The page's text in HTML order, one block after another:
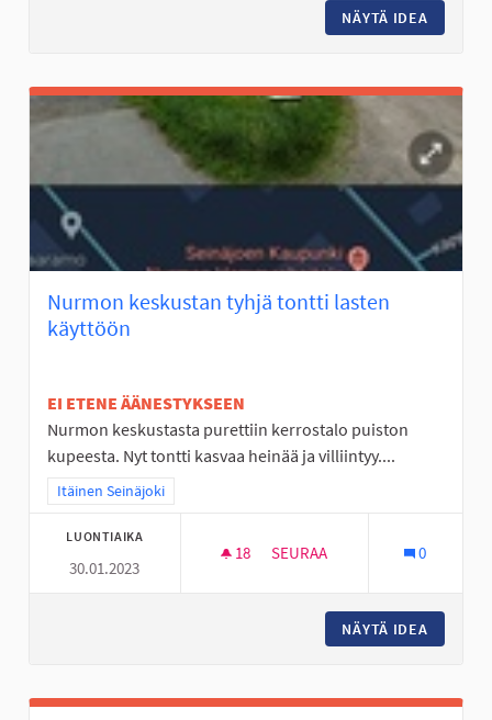
NÄYTÄ IDEA
Nurmon keskustan tyhjä tontti lasten
käyttöön
EI ETENE ÄÄNESTYKSEEN
Nurmon keskustasta purettiin kerrostalo puiston
kupeesta. Nyt tontti kasvaa heinää ja villiintyy....
Rajaa tulokset teeman mukaan: Itäinen Seinäjoki
Itäinen Seinäjoki
LUONTIAIKA
30.01.2023
18 18 SEURAAJAA
SEURAA 0
NÄYTÄ IDEA